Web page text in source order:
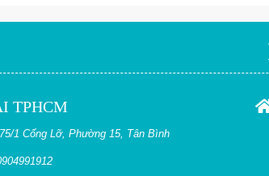
TPHCM
1 Cống Lỡ, Phường 15, Tân Bình